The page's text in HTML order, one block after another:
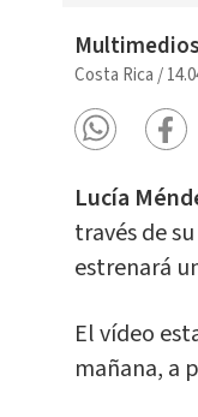
Multimedios
Costa Rica /
Lucía
través de
estrenará
El vídeo
mañana, a